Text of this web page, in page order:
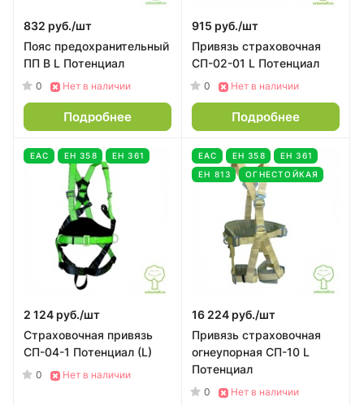
832 руб./шт
Пояс предохранительный
ПП В L Потенциал
0 Нет в наличии
Подробнее
915 руб./шт
Привязь страховочная
СП-02-01 L Потенциал
0 Нет в наличии
Подробнее
EAC ЕН 358 ЕН 361
2 124 руб./шт
Страховочная привязь
СП-04-1 Потенциал (L)
0 Нет в наличии
EAC ЕН 358
ЕН 361
ЕН 813
ОГНЕСТОЙКАЯ
16 224 руб./шт
Привязь страховочная
огнеупорная СП-10 L
Потенциал
0 Нет в наличии